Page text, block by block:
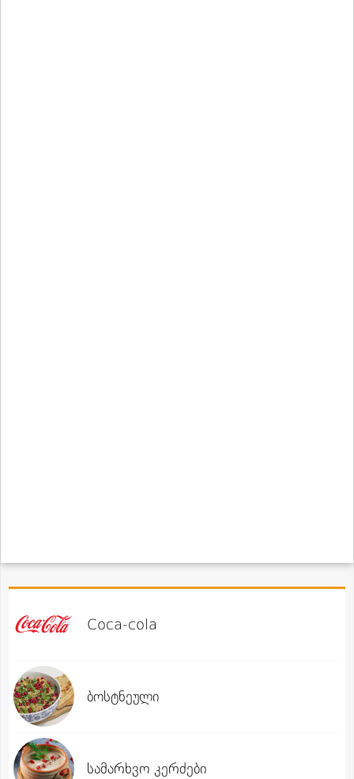
Coca-cola
ბოსტნეული
სამარხვო კერძები